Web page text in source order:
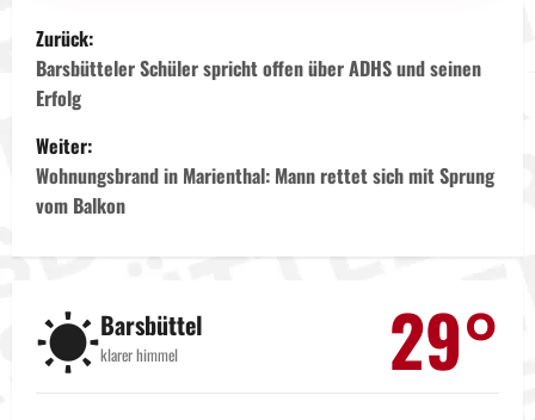
B
e
i
t
r
g
s
Zurück:
Barsbütteler Schüler spricht offen über ADHS und seinen
Erfolg
Weiter:
Wohnungsbrand in Marienthal: Mann rettet sich mit Sprung
vom Balkon
☀️Barsbüttel
klarer himmel 29°